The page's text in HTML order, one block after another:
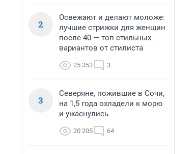
2
Освежают и делают моложе:
лучшие стрижки для женщин
после 40 — топ стильных
вариантов от стилиста
25 353 3
3
Северяне, пожившие в Сочи,
на 1,5 года охладели к морю
и ужаснулись
20 205 64